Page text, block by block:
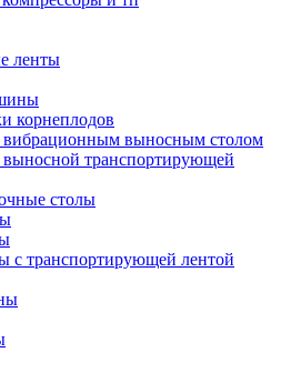
ленты
корнеплодов
выносным столом
транспортирующей
столы
с транспортирующей лентой